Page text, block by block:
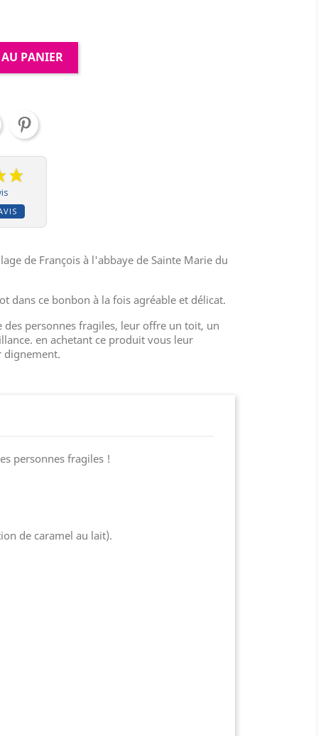
PANIER
de François à l'abbaye de Sainte Marie du
dans ce bonbon à la fois agréable et délicat.
des personnes fragiles, leur offre un toit, un
en achetant ce produit vous leur
dignement.
personnes fragiles !
de caramel au lait).